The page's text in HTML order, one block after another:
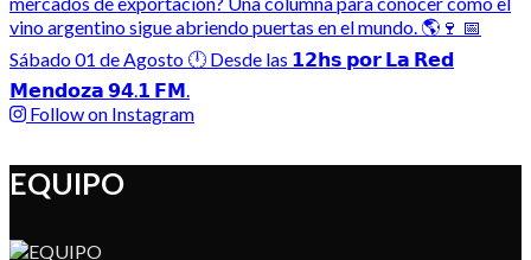
Follow on Instagram
EQUIPO